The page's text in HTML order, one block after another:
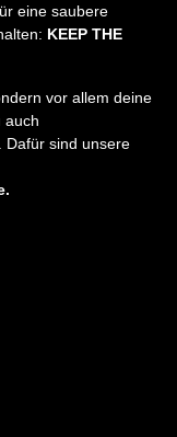
eine saubere
KEEP THE
vor allem deine
auch
Dafür sind unsere